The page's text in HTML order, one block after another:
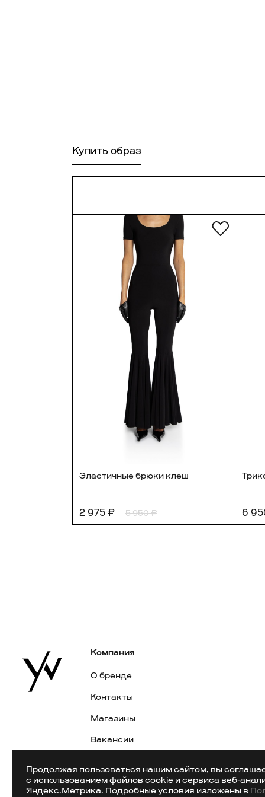
Купить образ
Эластичные брюки клеш
2 975 ₽ 5 950 ₽ 6
Компания
О бренде
Контакты
Магазины
Вакансии
Карта сайта
Продолжая пользоваться нашим сайтом, вы
с использованием файлов cookie и сервиса веб-
Яндекс.Метрика. Подробные условия изложены в